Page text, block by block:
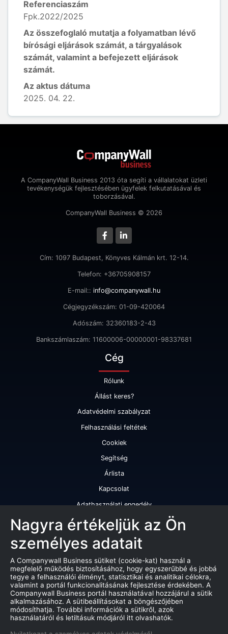
Referenciaszám
Fpk.2022/2025
Az összefoglaló mutatja a folyamatban lévő
bírósági eljárások számát, a tárgyalások
számát, valamint a befejezett eljárások
számát.
Az aktus dátuma
2025. 04. 22.
A CompanyWall Business 2013 óta segíti a vállalatokat üzleti
tevékenységük fejlesztésében ügyfelek felkutatásával és
toborzásával.
CompanyWall Business © 2026
Cím: 1097 Budapest, Könyves Kálmán krt. 12-14.
Telefon: +36705908157
E-mail:: info@companywall.hu
Cégjegyzékszám: 01-09-420064
Adószám: 32360183-2-43
Bankszámlaszám: 11600006-00000001-98337681
Cég
Rólunk
Állást keres?
Adatvédelmi szabályzat
Felhasználási feltétek
Cookiek
Segítség
Árlista
Kapcsolat
Adathasználati engedély
Szolgáltatásaink
Cégminősítés
Cégminősítési riport
Kiváló cégminősítési tanúsítvány
Termékek
Companywall Business - Adattovábbítási szerződés
Nagyra értékeljük az Ön
személyes adatait
A Companywall Business sütiket (cookie-kat) használ a
megfelelő működés biztosításához, hogy egyszerűbbé és jobbá
tegye a felhasználói élményt, statisztikai és analitikai célokra,
valamint a portál funkcionalitásának fejlesztése érdekében. A
Companywall Business portál használatával hozzájárul a sütik
alkalmazásához. A sütibeállításokat a böngészőjében
módosíthatja. További információk a sütikről, azok
használatáról és letiltásuk módjáról itt olvashatók.